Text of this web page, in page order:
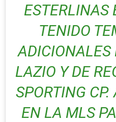
ESTERLINAS
TENIDO
ADICIONALES
LAZIO Y DE
SPORTING
EN LA MLS